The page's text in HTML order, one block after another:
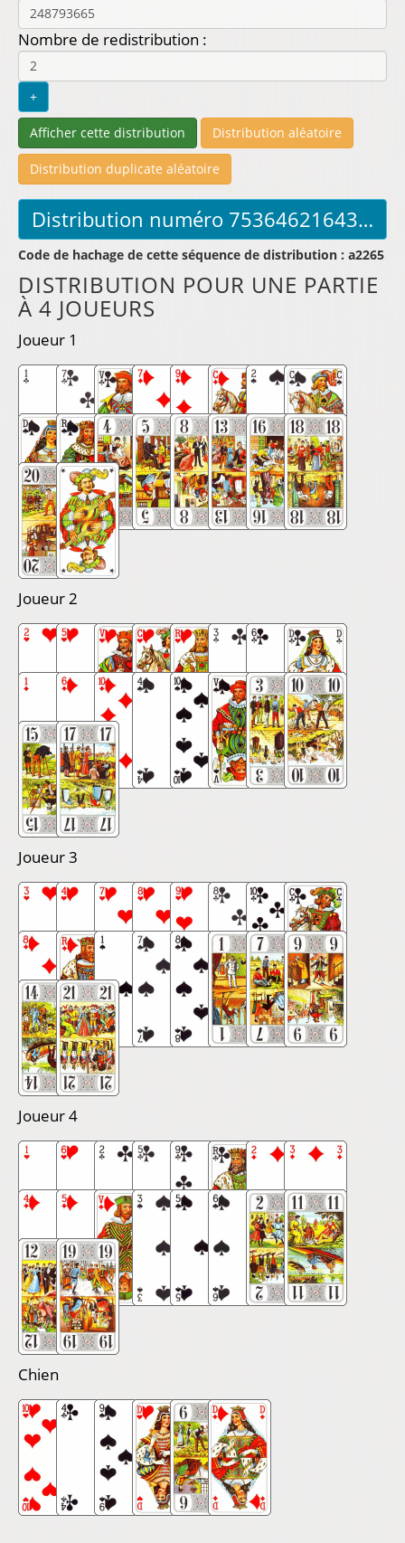
Nombre de redistribution :
Code de hachage de cette séquence de distribution : a2265
DISTRIBUTION POUR UNE PARTIE
À 4 JOUEURS
Joueur 1
Joueur 2
Joueur 3
Joueur 4
Chien